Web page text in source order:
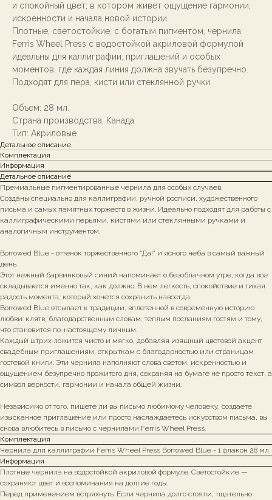
и спокойный цвет, в котором живет ощущение гармонии,
искренности и начала новой истории.
Плотные, светостойкие, с богатым пигментом, чернила
Ferris Wheel Press с водостойкой акриловой формулой
идеальны для каллиграфии, приглашений и особых
моментов, где каждая линия должна звучать безупречно.
Подходят для пера, кисти или стеклянной ручки.
Объем: 28 мл.
Страна производства: Канада
Тип: Акриловые
Детальное описание
Комплектация
Информация
Детальное описание
Премиальные пигментированные чернила для особых случаев.
Созданы специально для каллиграфии, ручной росписи, художественного
письма и самых памятных торжеств в жизни. Идеально подходят для работы с
каллиграфическими перьями, кистями или стеклянными ручками и
аналогичным инструментом.
Borrowed Blue - оттенок торжественного "Да!" и ясного неба в самый важный
день.
Этот нежный барвинковый синий напоминает о безоблачном утре, когда все
складывается именно так, как должно. В нем легкость, спокойствие и тихая
радость момента, который хочется сохранить навсегда.
Borrowed Blue отсылает к традиции, вплетенной в современную историю
любви: клятв, благодарственным словам, теплым посланиям гостям и тому,
что становится по-настоящему личным.
Каждый штрих ложится чисто и мягко, добавляя изящный цветовой акцент
свадебным приглашениям, открыткам с благодарностью или страницам
гостевой книги. Эти чернила наполняют слова светом, искренностью и
ощущением безупречно прожитого дня, сохраняя на бумаге не просто текст, а
символ верности, гармонии и начала общей жизни.
Независимо от того, пишете ли вы письмо любимому человеку, создаете
изысканное приглашение или просто наслаждаетесь искусством письма, вы
снова влюбитесь в письмо с чернилами Ferris Wheel Press.
Комплектация
Чернила для каллиграфии Ferris Wheel Press Borrowed Blue - 1 флакон 28 мл
Информация
Плотные чернила на водостойкой акриловой формуле. Светостойкие —
сохраняют цвет и воспоминания на долгие годы.
Перед применением встряхнуть. Если чернила долго стояли, тщательно